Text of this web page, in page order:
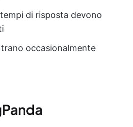
di risposta devono
occasionalmente